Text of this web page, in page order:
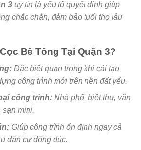
3 uy tín là yếu tố quyết định giúp
chắc chắn, đảm bảo tuổi thọ lâu
Bê Tông Tại Quận 3?
Đặc biệt quan trọng khi cải tạo
công trình mới trên nền đất yếu.
công trình:Nhà phố, biệt thự, văn
sạn mini.
Giúp công trình ổn định ngay cả
dân cư đông đúc.